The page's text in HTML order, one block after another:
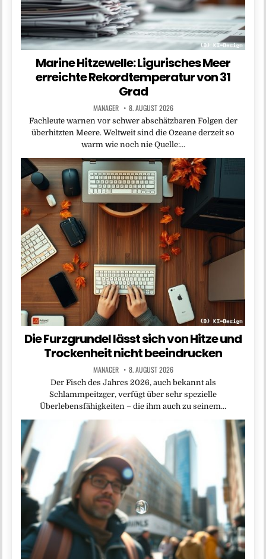
Marine Hitzewelle: Ligurisches Meer
erreichte Rekordtemperatur von 31
Grad
MANAGER 8. AUGUST 2026
Fachleute warnen vor schwer abschätzbaren Folgen der
überhitzten Meere. Weltweit sind die Ozeane derzeit so
warm wie noch nie Quelle:…
Die Furzgrundel lässt sich von Hitze und
Trockenheit nicht beeindrucken
MANAGER 8. AUGUST 2026
Der Fisch des Jahres 2026, auch bekannt als
Schlammpeitzger, verfügt über sehr spezielle
Überlebensfähigkeiten – die ihm auch zu seinem…